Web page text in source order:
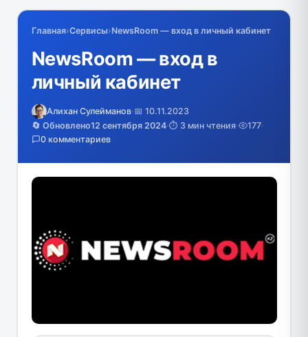
Главная›Сервисы›NewsRoom — вход в личный кабинет
NewsRoom — вход в
личный кабинет
Алихан Сулейманов·📅 10.11.2023
🔄 Обновлено12 сентября 2024·⏱️ 3 мин чтения· 177·
0 комментариев